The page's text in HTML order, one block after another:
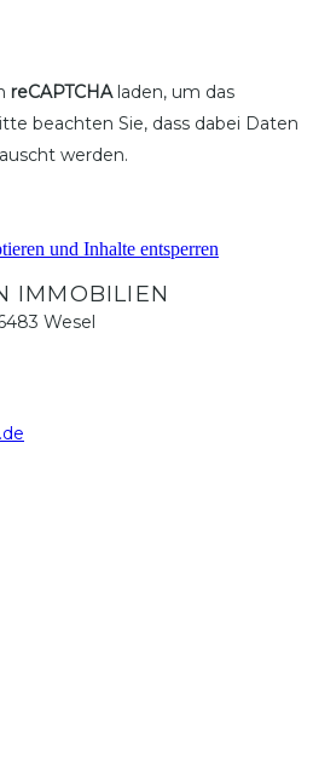
reCAPTCHAladen, um das
beachten Sie, dass dabei Daten
werden.
und Inhalte entsperren
IMMOBILIEN
Wesel